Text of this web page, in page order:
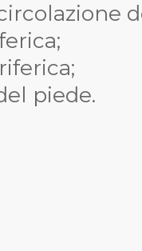
piede.